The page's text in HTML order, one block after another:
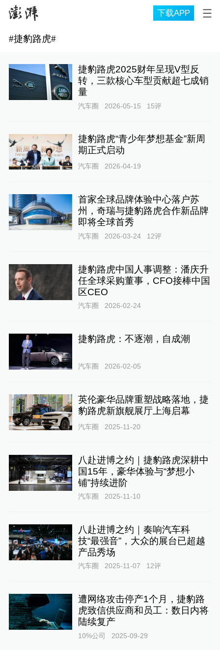
下载APP
#捷豹路虎#
捷豹路虎2025财年呈现V型反
转，三款核心车型贡献超七成销
量
汽车圈 2026-05-15 15评
捷豹路虎“青少年梦想基金”新周
期正式启动
汽车圈 2026-04-19
首家全球品牌体验中心落户苏
州，奇瑞与捷豹路虎合作新品牌
即将全球首秀
汽车圈 2026-03-24 12评
捷豹路虎中国人事调整：潘庆升
任全球采购董事，CFO接棒中国
区CEO
汽车圈 2026-02-24
捷豹路虎：不逐潮，自成潮
汽车圈 2026-02-05
英伦豪华品牌重塑战略落地，捷
豹路虎新旗舰展厅上海启幕
汽车圈 2025-11-20
八赴进博之约｜捷豹路虎深耕中
国15年，豪华体验与“梦想小
铺”持续进阶
汽车圈 2025-11-10
八赴进博之约｜奏响汽车科
技“最强音”，大众的展台已超越
产品秀场
汽车圈 2025-11-07 12评
遭网络攻击停产1个月，捷豹路
虎致信供应商和员工：数日内将
陆续复产
10%公司 2025-09-29